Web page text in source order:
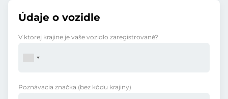
Údaje o vozidle
V ktorej krajine je vaše vozidlo zaregistrované?
Poznávacia značka (bez kódu krajiny)